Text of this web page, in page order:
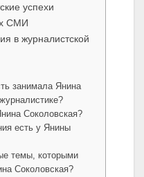
успехи
СМИ
в журналистской
занимала Янина
Соколовская?
есть у Янины
темы, которыми
Соколовская?